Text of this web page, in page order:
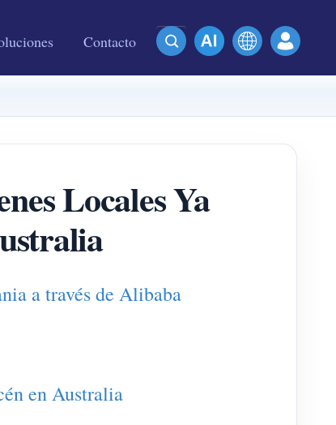
Contacto
Locales Ya
a través de Alibaba
en Australia